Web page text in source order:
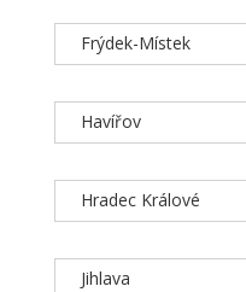
Frýdek-Místek
Havířov
Hradec Králové
Jihlava